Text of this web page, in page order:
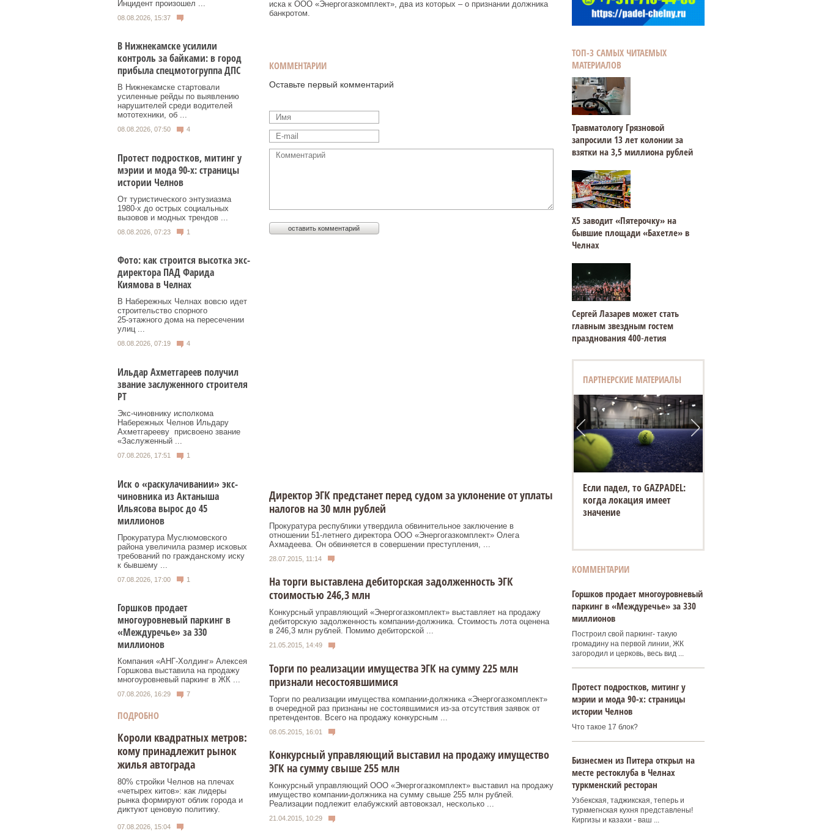
Инцидент произошел ...
08.08.2026, 15:37
В Нижнекамске усилили
контроль за байками: в город
прибыла спецмотогруппа ДПС
В Нижнекамске стартовали
усиленные рейды по выявлению
нарушителей среди водителей
мототехники, об ...
08.08.2026, 07:50 4
Протест подростков, митинг у
мэрии и мода 90-х: страницы
истории Челнов
От туристического энтузиазма
1980‑х до острых социальных
вызовов и модных трендов ...
08.08.2026, 07:23 1
Фото: как строится высотка экс-
директора ПАД Фарида
Киямова в Челнах
В Набережных Челнах вовсю идет
строительство спорного
25‑этажного дома на пересечении
улиц ...
08.08.2026, 07:19 4
Ильдар Ахметгареев получил
звание заслуженного строителя
РТ
Экс‑чиновнику исполкома
Набережных Челнов Ильдару
Ахметгарееву присвоено звание
«Заслуженный ...
07.08.2026, 17:51 1
Иск о «раскулачивании» экс-
чиновника из Актаныша
Ильясова вырос до 45
миллионов
Прокуратура Муслюмовского
района увеличила размер исковых
требований по гражданскому иску
к бывшему ...
07.08.2026, 17:00 1
Горшков продает
многоуровневый паркинг в
«Междуречье» за 330
миллионов
Компания «АНГ-Холдинг» Алексея
Горшкова выставила на продажу
многоуровневый паркинг в ЖК ...
07.08.2026, 16:29 7
ПОДРОБНО
Короли квадратных метров:
кому принадлежит рынок
жилья автограда
80% стройки Челнов на плечах
«четырех китов»: как лидеры
рынка формируют облик города и
диктуют ценовую политику.
07.08.2026, 15:04
иска к ООО «Энергогазкомплект», два из которых – о признании должника
банкротом.
КОММЕНТАРИИ
Оставьте первый комментарий
Директор ЭГК предстанет перед судом за уклонение от уплаты
налогов на 30 млн рублей
Прокуратура республики утвердила обвинительное заключение в
отношении 51-летнего директора ООО «Энергогазкомплект» Олега
Ахмадеева. Он обвиняется в совершении преступления, ...
28.07.2015, 11:14
На торги выставлена дебиторская задолженность ЭГК
стоимостью 246,3 млн
Конкурсный управляющий «Энергогазкомплект» выставляет на продажу
дебиторскую задолженность компании-должника. Стоимость лота оценена
в 246,3 млн рублей. Помимо дебиторской ...
21.05.2015, 14:49
Торги по реализации имущества ЭГК на сумму 225 млн
признали несостоявшимися
Торги по реализации имущества компании-должника «Энергогазкомплект»
в очередной раз признаны не состоявшимися из-за отсутствия заявок от
претендентов. Всего на продажу конкурсным ...
08.05.2015, 16:01
Конкурсный управляющий выставил на продажу имущество
ЭГК на сумму свыше 255 млн
Конкурсный управляющий ООО «Энергогазкомплект» выставил на продажу
имущество компании-должника на сумму свыше 255 млн рублей.
Реализации подлежит елабужский автовокзал, несколько ...
21.04.2015, 10:29
ТОП-3 САМЫХ ЧИТАЕМЫХ
МАТЕРИАЛОВ
Травматологу Грязновой
запросили 13 лет колонии за
взятки на 3,5 миллиона рублей
Х5 заводит «Пятерочку» на
бывшие площади «Бахетле» в
Челнах
Сергей Лазарев может стать
главным звездным гостем
празднования 400‑летия
ПАРТНЕРСКИЕ МАТЕРИАЛЫ
Если падел, то GAZPADEL:
когда локация имеет
значение
КОММЕНТАРИИ
Горшков продает многоуровневый
паркинг в «Междуречье» за 330
миллионов
Построил свой паркинг- такую
громадину на первой линии, ЖК
загородил и церковь, весь вид ...
Протест подростков, митинг у
мэрии и мода 90-х: страницы
истории Челнов
Что такое 17 блок?
Бизнесмен из Питера открыл на
месте рестоклуба в Челнах
туркменский ресторан
Узбекская, таджикская, теперь и
туркмегнская кухня представлены!
Киргизы и казахи - ваш ...